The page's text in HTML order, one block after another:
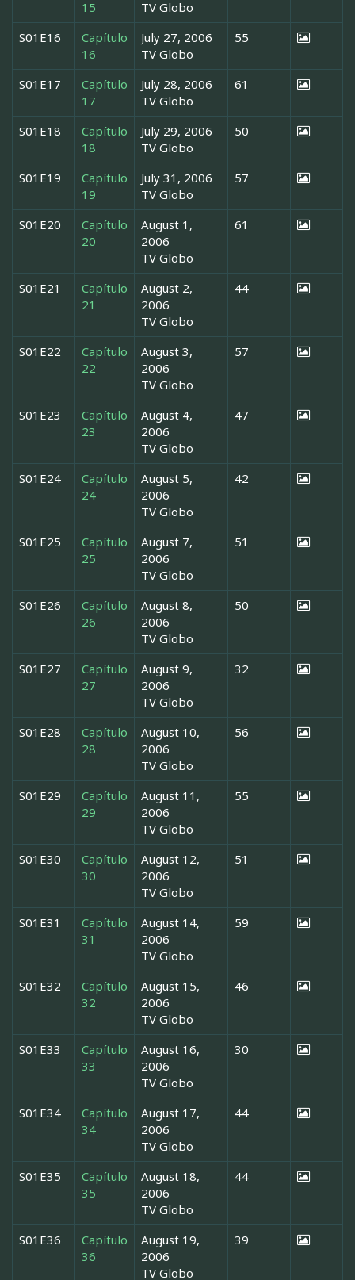
15
TV Globo
S01E16
Capítulo
16
July 27, 2006
TV Globo
55
S01E17
Capítulo
17
July 28, 2006
TV Globo
61
S01E18
Capítulo
18
July 29, 2006
TV Globo
50
S01E19
Capítulo
19
July 31, 2006
TV Globo
57
S01E20
Capítulo
20
August 1,
2006
TV Globo
61
S01E21
Capítulo
21
August 2,
2006
TV Globo
44
S01E22
Capítulo
22
August 3,
2006
TV Globo
57
S01E23
Capítulo
23
August 4,
2006
TV Globo
47
S01E24
Capítulo
24
August 5,
2006
TV Globo
42
S01E25
Capítulo
25
August 7,
2006
TV Globo
51
S01E26
Capítulo
26
August 8,
2006
TV Globo
50
S01E27
Capítulo
27
August 9,
2006
TV Globo
32
S01E28
Capítulo
28
August 10,
2006
TV Globo
56
S01E29
Capítulo
29
August 11,
2006
TV Globo
55
S01E30
Capítulo
30
August 12,
2006
TV Globo
51
S01E31
Capítulo
31
August 14,
2006
TV Globo
59
S01E32
Capítulo
32
August 15,
2006
TV Globo
46
S01E33
Capítulo
33
August 16,
2006
TV Globo
30
S01E34
Capítulo
34
August 17,
2006
TV Globo
44
S01E35
Capítulo
35
August 18,
2006
TV Globo
44
S01E36
Capítulo
36
August 19,
2006
TV Globo
39